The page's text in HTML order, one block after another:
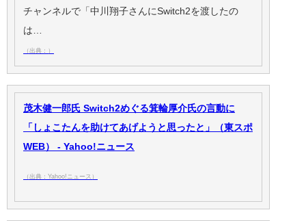
チャンネルで「中川翔子さんにSwitch2を渡したの
は…
（出典：）
茂木健一郎氏 Switch2めぐる箕輪厚介氏の言動に
「しょこたんを助けてあげようと思ったと」（東スポ
WEB） - Yahoo!ニュース
（出典：Yahoo!ニュース）